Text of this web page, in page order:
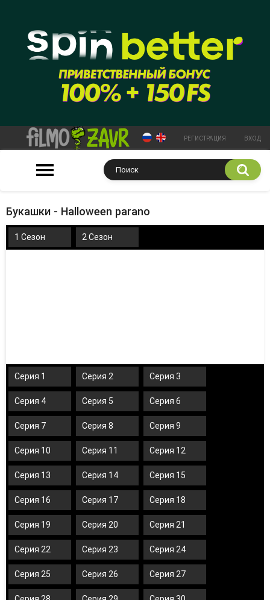
РЕГИСТРАЦИЯ ВХОД
Букашки - Halloween parano
1 Сезон 2 Сезон
Серия 1 Серия 2 Серия 3
Серия 4 Серия 5 Серия 6
Серия 7 Серия 8 Серия 9
Серия 10 Серия 11 Серия 12
Серия 13 Серия 14 Серия 15
Серия 16 Серия 17 Серия 18
Серия 19 Серия 20 Серия 21
Серия 22 Серия 23 Серия 24
Серия 25 Серия 26 Серия 27